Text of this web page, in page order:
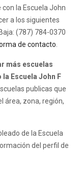
con la Escuela John
a los siguientes
(787) 784-0370
de contacto
más escuelas
Escuela John F
publicas que
área, zona, región,
de la Escuela
del perfil de